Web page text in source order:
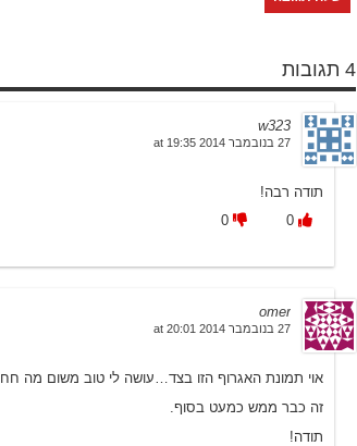
4 תגובות
w323
27 בנובמבר 2014 at 19:35
תודה רבה!
0
0
omer
27 בנובמבר 2014 at 20:01
אוי תמונת האגרוף הזו בצד…עושה לי טוב משום מה חח
זה כבר ממש כמעט בסוף.
תודה!